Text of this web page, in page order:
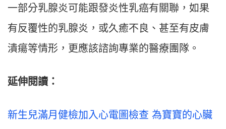
一部分乳腺炎可能跟發炎性乳癌有關聯，如果
有反覆性的乳腺炎，或久癒不良、甚至有皮膚
潰瘍等情形，更應該諮詢專業的醫療團隊。
延伸閱讀：
新生兒滿月健檢加入心電圖檢查 為寶寶的心臟